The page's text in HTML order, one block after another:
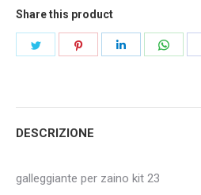
Share this product
DESCRIZIONE
galleggiante per zaino kit 23